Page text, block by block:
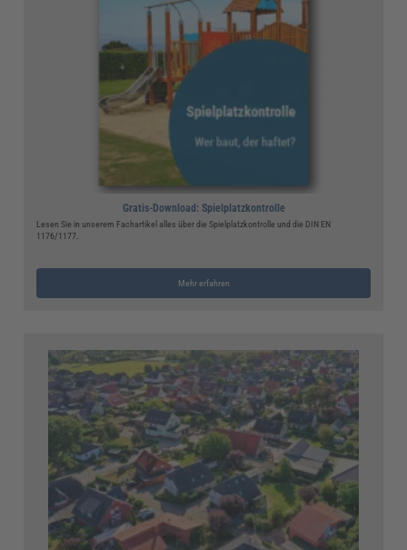
Gratis-Download: Spielplatzkontrolle
Lesen Sie in unserem Fachartikel alles über die Spielplatzkontrolle und die DIN EN
1176/1177.
Mehr erfahren